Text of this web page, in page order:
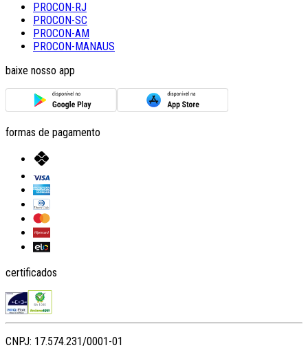
PROCON-RJ
PROCON-SC
PROCON-AM
PROCON-MANAUS
baixe nosso app
formas de pagamento
certificados
CNPJ: 17.574.231/0001-01